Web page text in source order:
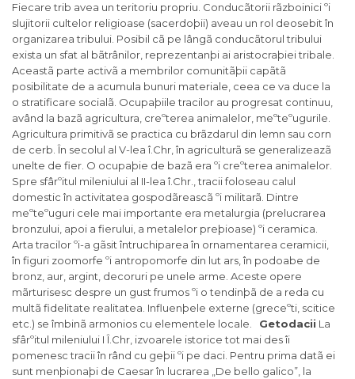
Fiecare trib avea un teritoriu propriu. Conducãtorii rãzboinici ºi
slujitorii cultelor religioase (sacerdoþii) aveau un rol deosebit în
organizarea tribului. Posibil cã pe lângã conducãtorul tribului
exista un sfat al bãtrânilor, reprezentanþi ai aristocraþiei tribale.
Aceastã parte activã a membrilor comunitãþii capãtã
posibilitate de a acumula bunuri materiale, ceea ce va duce la
o stratificare socialã. Ocupaþiile tracilor au progresat continuu,
având la bazã agricultura, creºterea animalelor, meºteºugurile.
Agricultura primitivã se practica cu brãzdarul din lemn sau corn
de cerb. În secolul al V-lea î.Chr, în agriculturã se generalizeazã
unelte de fier. O ocupaþie de bazã era ºi creºterea animalelor.
Spre sfârºitul mileniului al II-lea î.Chr., tracii foloseau calul
domestic în activitatea gospodãreascã ºi militarã. Dintre
meºteºuguri cele mai importante era metalurgia (prelucrarea
bronzului, apoi a fierului, a metalelor preþioase) ºi ceramica.
Arta tracilor ºi-a gãsit întruchiparea în ornamen­tarea ceramicii,
în figuri zoomorfe ºi antropomorfe din lut ars, în podoabe de
bronz, aur, argint, decoruri pe unele arme. Aceste opere
mãrturisesc despre un gust frumos ºi o tendinþã de a reda cu
multã fidelitate realitatea. Influenþele externe (greceºti, scitice
etc.) se îmbinã armonios cu elementele locale. Getodacii La
sfârºitul mileniului I Î.Chr, izvoarele istorice tot mai des îi
pomenesc tracii în rând cu geþii ºi pe daci. Pentru prima datã ei
sunt menþionaþi de Caesar în lucrarea „De bello galico”, la